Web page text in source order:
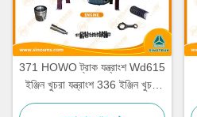
371 HOWO ট্রাক যন্ত্রাংশ Wd615
ইঞ্জিন খুচরা যন্ত্রাংশ 336 ইঞ্জিন খুচরা
যন্ত্রাংশ